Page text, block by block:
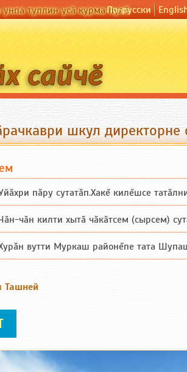
унпа туллин усӑ курма пулӗПо-русски
шкул директорне
пăру сутатăп.Хакĕ килĕшсе
чăн килти хытă чăкăтсем (сырсем)
вутти Муркаш районĕпе тата
Ташней